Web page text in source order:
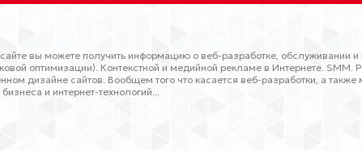
вы можете получить информацию о веб-разработке, обслуживании и
оптимизации). Контекстной и медийной рекламе в Интернете. SMM.
дизайне сайтов. Вообщем того что касается веб-разработки, а
бизнеса и интернет-технологий...